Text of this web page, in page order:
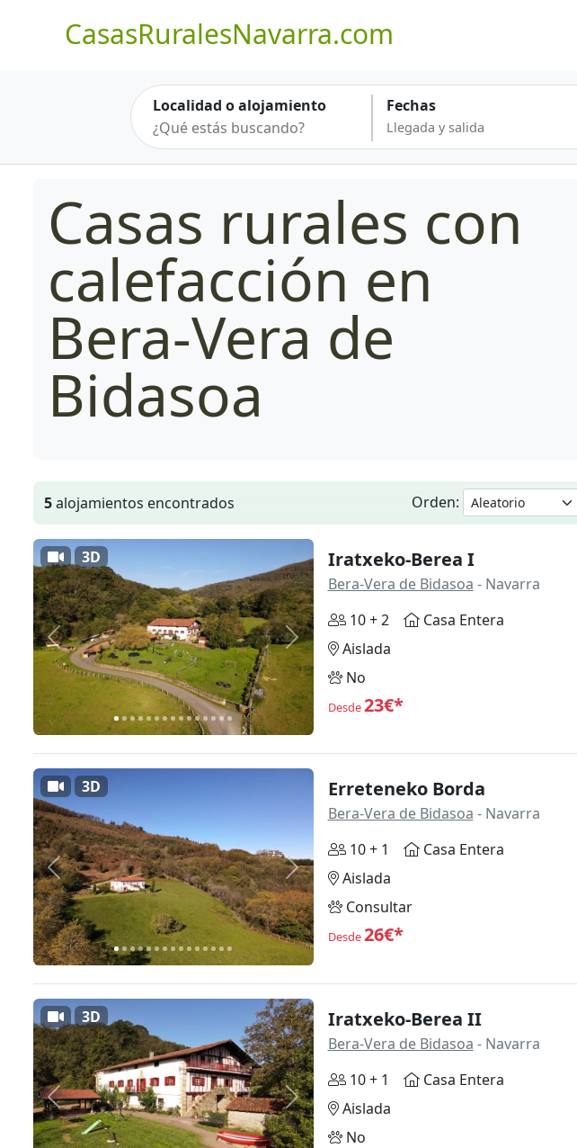
CasasRuralesNavarra.com
Localidad o alojamiento Fechas
Casas rurales con
calefacción en
Bera-Vera de
Bidasoa
5alojamientos encontrados Orden:
Anterior Siguiente
3D Iratxeko-Berea I
Bera-Vera de Bidasoa - Navarra
10 + 2
Casa Entera
Aislada
No
Desde23€*
Anterior Siguiente
3D Erreteneko Borda
Bera-Vera de Bidasoa - Navarra
10 + 1
Casa Entera
Aislada
Consultar
Desde26€*
Anterior Siguiente
3D Iratxeko-Berea II
Bera-Vera de Bidasoa - Navarra
10 + 1
Casa Entera
Aislada
No